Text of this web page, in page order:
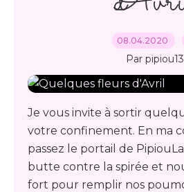
08.04.2020
Par pipiou13
Je vous invite à sortir
votre confinement. En ma
passez le portail de
butte contre la spirée et
fort pour remplir nos